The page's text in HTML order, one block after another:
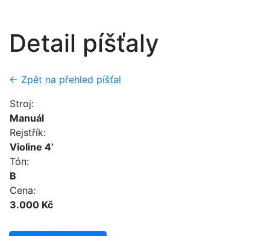
Detail píšťaly
← Zpět na přehled píšťal
Stroj:
Manuál
Rejstřík:
Violine 4’
Tón:
B
Cena:
3.000 Kč